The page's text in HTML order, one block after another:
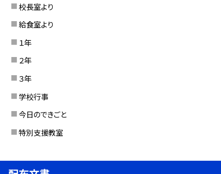
校長室より
給食室より
１年
２年
３年
学校行事
今日のできごと
特別支援教室